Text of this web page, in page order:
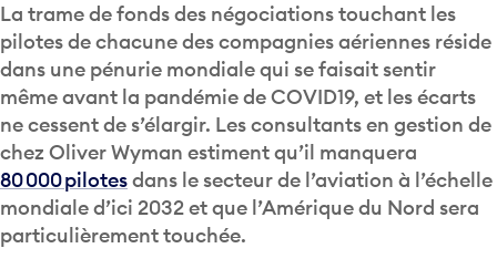
La trame de fonds des négociations touchant les
pilotes de chacune des compagnies aériennes réside
dans une pénurie mondiale qui se faisait sentir
même avant la pandémie de COVID19, et les écarts
ne cessent de s’élargir. Les consultants en gestion de
chez Oliver Wyman estiment qu’il manquera
80 000 pilotesdans le secteur de l’aviation à l’échelle
mondiale d’ici 2032 et que l’Amérique du Nord sera
particulièrement touchée.